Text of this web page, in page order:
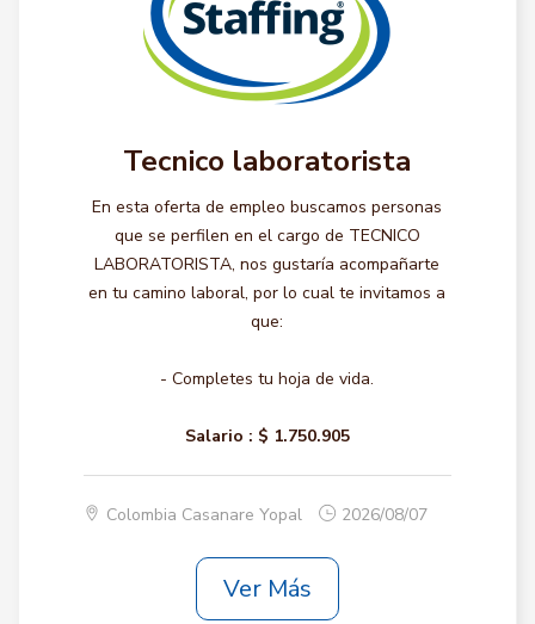
Tecnico laboratorista
En esta oferta de empleo buscamos personas
que se perfilen en el cargo de TECNICO
LABORATORISTA, nos gustaría acompañarte
en tu camino laboral, por lo cual te invitamos a
que:
- Completes tu hoja de vida.
Salario : $ 1.750.905
Colombia Casanare Yopal 2026/08/07
Ver Más